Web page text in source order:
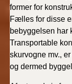
former for
Fælles for disse
bebyggelsen har
Transportable
skurvogne mv.,
og dermed